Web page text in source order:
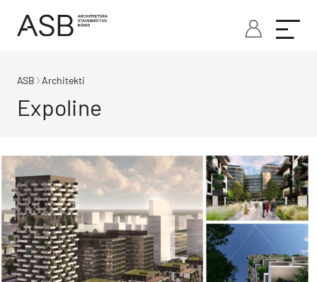
ASB Architekti
Expoline